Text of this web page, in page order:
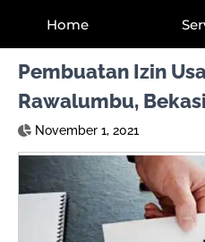
Home
Pembuatan Izin
Rawalumbu, Bekasi
November 1, 2021